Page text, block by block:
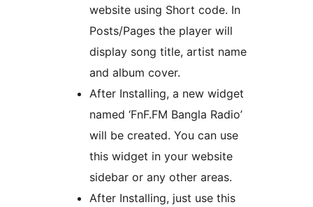
website using Short code. In
Posts/Pages the player will
display song title, artist name
and album cover.
After Installing, a new widget
named ‘FnF.FM Bangla Radio’
will be created. You can use
this widget in your website
sidebar or any other areas.
After Installing, just use this